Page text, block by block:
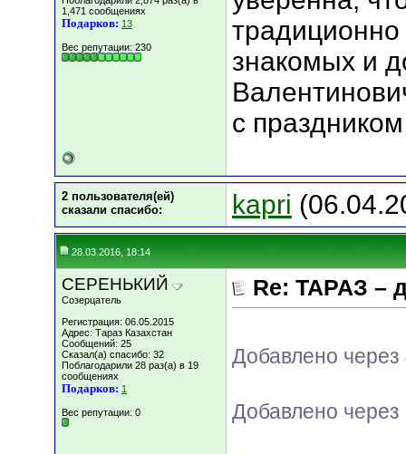
1,471 сообщениях
Подарков: 13
Вес репутации: 230
традиционно
знакомых и
с
2 пользователя(ей)
сказали cпасибо:
kapri
28.03.2016, 18:14
СЕРЕНЬКИЙ
Созерцатель
Регистрация: 06.05.2015
Адрес: Тараз Казахстан
Сообщений: 25
Сказал(а) спасибо: 32
Поблагодарили 28 раз(а) в 19
сообщениях
Подарков: 1
Вес репутации: 0
Re: ТАРАЗ –
Добавлено
Добавлено через